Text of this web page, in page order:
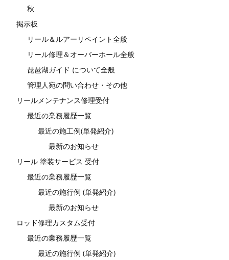
秋
掲示板
リール＆ルアーリペイント全般
リール修理＆オーバーホール全般
琵琶湖ガイド について全般
管理人宛の問い合わせ・その他
リールメンテナンス修理受付
最近の業務履歴一覧
最近の施工例(単発紹介)
最新のお知らせ
リール 塗装サービス 受付
最近の業務履歴一覧
最近の施行例 (単発紹介)
最新のお知らせ
ロッド修理カスタム受付
最近の業務履歴一覧
最近の施行例 (単発紹介)